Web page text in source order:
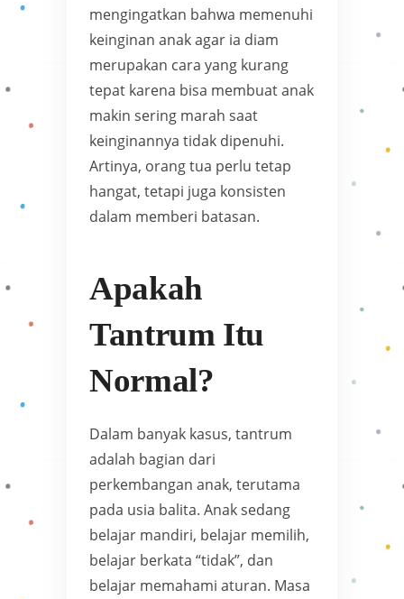
mengingatkan bahwa memenuhi
keinginan anak agar ia diam
merupakan cara yang kurang
tepat karena bisa membuat anak
makin sering marah saat
keinginannya tidak dipenuhi.
Artinya, orang tua perlu tetap
hangat, tetapi juga konsisten
dalam memberi batasan.
Apakah
Tantrum Itu
Normal?
Dalam banyak kasus, tantrum
adalah bagian dari
perkembangan anak, terutama
pada usia balita. Anak sedang
belajar mandiri, belajar memilih,
belajar berkata “tidak”, dan
belajar memahami aturan. Masa